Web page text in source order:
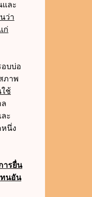
ละ
ว่า
ก่
อบบ่อ
ภาพ
ช้
ะ
นึ่ง
ารยื่น
นอัน